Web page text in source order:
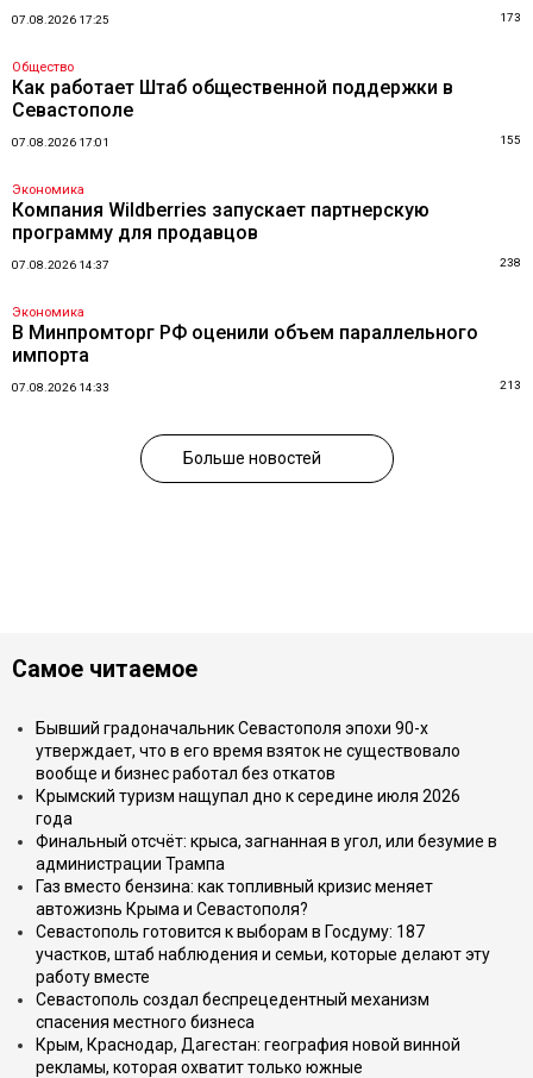
07.08.2026 17:25 173
Общество
Как работает Штаб общественной поддержки в
Севастополе
07.08.2026 17:01 155
Экономика
Компания Wildberries запускает партнерскую
программу для продавцов
07.08.2026 14:37 238
Экономика
В Минпромторг РФ оценили объем параллельного
импорта
07.08.2026 14:33 213
Больше новостей
Самое читаемое
Бывший градоначальник Севастополя эпохи 90-х
утверждает, что в его время взяток не существовало
вообще и бизнес работал без откатов
Крымский туризм нащупал дно к середине июля 2026
года
Финальный отсчёт: крыса, загнанная в угол, или безумие в
администрации Трампа
Газ вместо бензина: как топливный кризис меняет
автожизнь Крыма и Севастополя?
Севастополь готовится к выборам в Госдуму: 187
участков, штаб наблюдения и семьи, которые делают эту
работу вместе
Севастополь создал беспрецедентный механизм
спасения местного бизнеса
Крым, Краснодар, Дагестан: география новой винной
рекламы, которая охватит только южные